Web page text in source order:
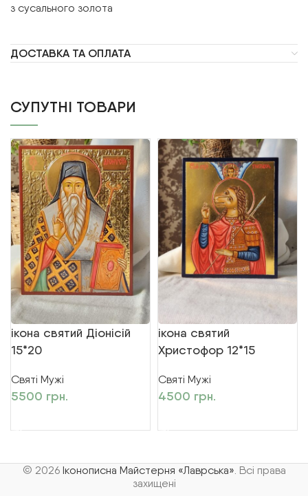
з сусального золота
ДОСТАВКА ТА ОПЛАТА
СУПУТНІ ТОВАРИ
ікона святий Діонісій
15*20
Святі Мужі
5500 грн.
ікона святий
Христофор 12*15
Святі Мужі
4500 грн.
© 2026 Іконописна Майстерня «Лаврська». Всі права
захищені